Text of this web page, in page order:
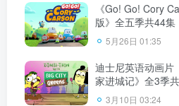
《Go! Go! Cory
版》全五季共44
字幕，百度云网盘
5月26日 01:35
迪士尼英语动画片
家进城记》全3季
带英文字幕，百度
3月10日 03:24